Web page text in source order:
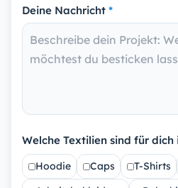
Deine Nachricht *
Welche Textilien sind für dich
Hoodie Caps T-Shirts